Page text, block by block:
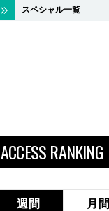
スペシャル一覧
ACCESS RANKING
週間 月間